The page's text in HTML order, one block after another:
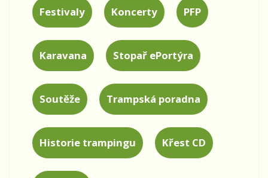
Festivaly Koncerty PFP
Karavana Stopař ePortýra
Soutěže Trampská poradna
Historie trampingu Křest CD